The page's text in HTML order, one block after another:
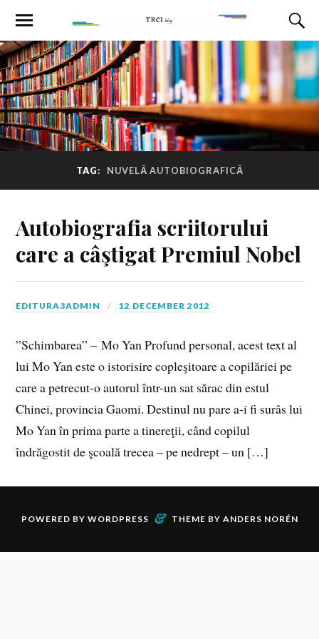
TAG: NUVELĂ AUTOBIOGRAFICĂ
Autobiografia scriitorului
care a câştigat Premiul Nobel
EDITURA3ADMIN 12 DECEMBER 2012
”Schimbarea” – Mo Yan Profund personal, acest text al
lui Mo Yan este o istorisire copleşitoare a copilăriei pe
care a petrecut-o autorul într-un sat sărac din estul
Chinei, provincia Gaomi. Destinul nu pare a-i fi surâs lui
Mo Yan în prima parte a tinereţii, când copilul
îndrăgostit de şcoală trecea – pe nedrept – un […]
POWERED BY WORDPRESS & THEME BY ANDERS NORÉN